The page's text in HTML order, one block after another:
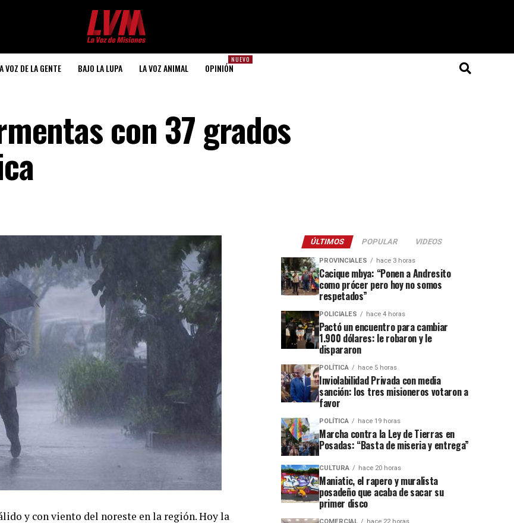
VOZ DE LA GENTE BAJO LA LUPA LA VOZ ANIMAL
NUEVO
OPINIÓN
con 37 grados
y con viento del noreste en la región. Hoy la
ÚLTIMOS POPULAR VIDEOS
PROVINCIALES hace 3 horas
Cacique mbya: “Ponen a Andresito
como prócer pero hoy no somos
respetados”
POLICIALES hace 4 horas
Pactó un encuentro para cambiar
1.900 dólares: le robaron y le
dispararon
POLÍTICA hace 5 horas
Inviolabilidad Privada con media
sanción: los tres misioneros votaron a
favor
POLÍTICA hace 19 horas
Marcha contra la Ley de Tierras en
Posadas: “Basta de miseria y entrega”
CULTURA hace 20 horas
Maniatic, el rapero y muralista
posadeño que acaba de sacar su
primer disco